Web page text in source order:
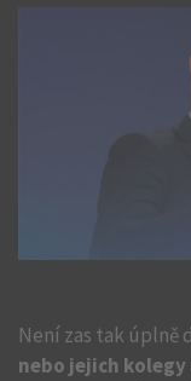
Není zas tak úplně
nebo jejich kolegy